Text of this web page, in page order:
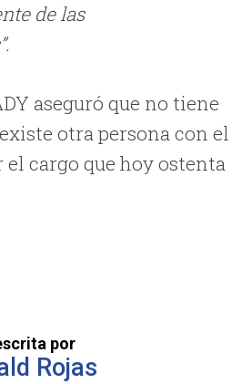
de las
aseguró que no tiene
otra persona con el
cargo que hoy ostenta
por
Rojas